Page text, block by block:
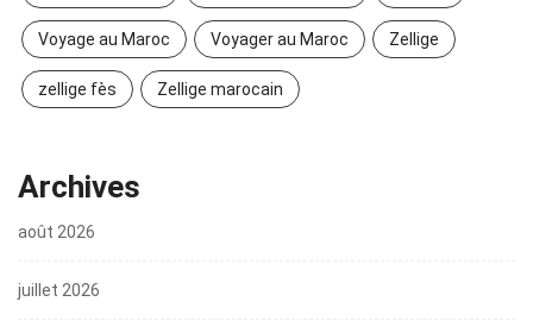
Voyage au Maroc Voyager au Maroc Zellige
zellige fès Zellige marocain
Archives
août 2026
juillet 2026